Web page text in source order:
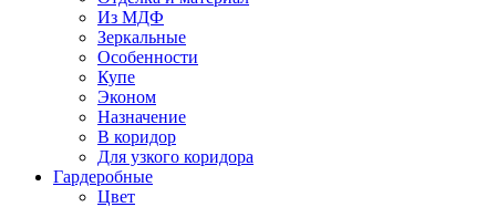
Из МДФ
Зеркальные
Особенности
Купе
Эконом
Назначение
В коридор
Для узкого коридора
Гардеробные
Цвет